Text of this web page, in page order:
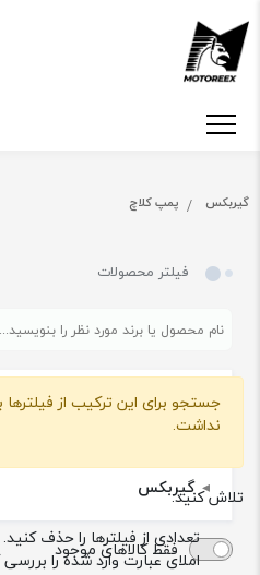
گیربکس پمپ کلاچ
فیلتر محصولات
دسته بندی
گیربکس
فقط کالاهای موجود
جستجو برای این ترکیب از
نداشت.
تلاش کنید:
تعدادی از فیلترها را حذف کنید.
املای عبارت وارد شده را